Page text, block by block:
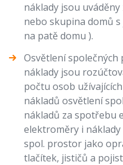
náklady jsou
nebo skupina domů
na patě domu ).
Osvětlení
náklady jsou
počtu osob
nákladů osvětlení
nákladů za spotřebu
elektroměry i
spol. prostor jako
tlačítek, jističů a